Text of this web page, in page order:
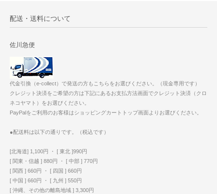
配送・送料について
佐川急便
代金引換（e-collect）で発送の方もこちらをお選びください。（現金専用です）
クレジット決済をご希望の方は下記にあるお支払方法画面でクレジット決済（クロ
ネコヤマト）をお選びください。
PayPalをご利用のお客様はショッピングカートトップ画面よりお選びください。
●配送料は以下の通りです。（税込です）
[北海道] 1,100円 ・ [ 東北 ]990円
[ 関東・信越 ] 880円 ・ [ 中部 ] 770円
[ 関西 ] 660円 ・ [ 四国 ] 660円
[ 中国 ] 660円 ・ [ 九州 ] 550円
[ 沖縄、その他の離島地域 ] 3,300円